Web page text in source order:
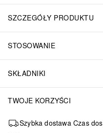
SZCZEGÓŁY PRODUKTU
STOSOWANIE
SKŁADNIKI
TWOJE KORZYŚCI
Szybka dostawa Czas